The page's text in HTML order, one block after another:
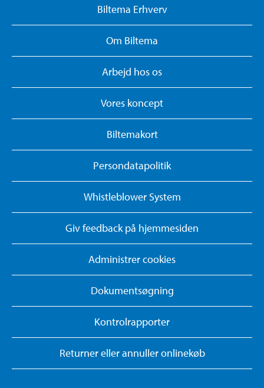
Biltema Erhverv
Om Biltema
Arbejd hos os
Vores koncept
Biltemakort
Persondatapolitik
Whistleblower System
Giv feedback på hjemmesiden
Administrer cookies
Dokumentsøgning
Kontrolrapporter
Returner eller annuller onlinekøb